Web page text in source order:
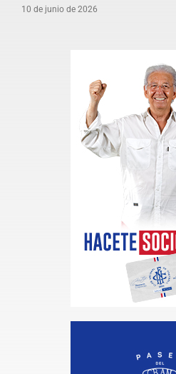
10 de junio de 2026